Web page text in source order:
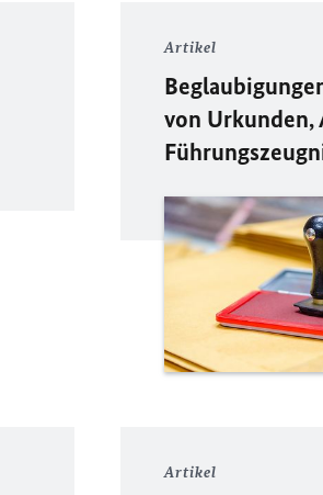
Artikel
von Urkunden,
Artikel